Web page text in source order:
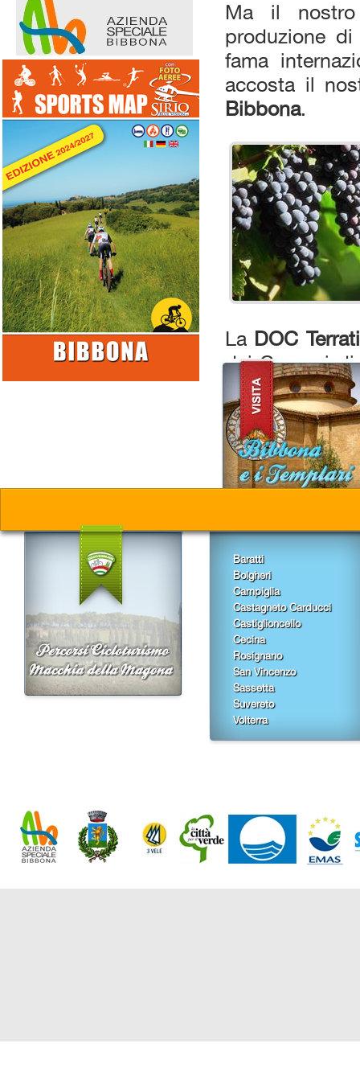
Ma il
produzione
fama
accosta il
Bibbona.
La DOC
dei Comuni di
costutuita da
della zona,
Superiore
Merlot ed un
Baratti
Bolgheri
Campiglia
Castagneto Carducci
Castiglioncello
Cecina
Rosignano
San Vincenzo
Sassetta
Suvereto
Volterra